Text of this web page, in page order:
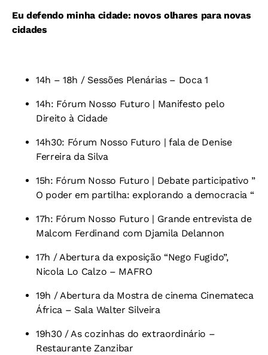
Eu defendo minha cidade: novos olhares para novas
cidades
14h – 18h / Sessões Plenárias – Doca 1
14h: Fórum Nosso Futuro | Manifesto pelo
Direito à Cidade
14h30: Fórum Nosso Futuro | fala de Denise
Ferreira da Silva
15h: Fórum Nosso Futuro | Debate participativo ”
O poder em partilha: explorando a democracia “
17h: Fórum Nosso Futuro | Grande entrevista de
Malcom Ferdinand com Djamila Delannon
17h / Abertura da exposição “Nego Fugido”,
Nicola Lo Calzo – MAFRO
19h / Abertura da Mostra de cinema Cinemateca
África – Sala Walter Silveira
19h30 / As cozinhas do extraordinário –
Restaurante Zanzibar